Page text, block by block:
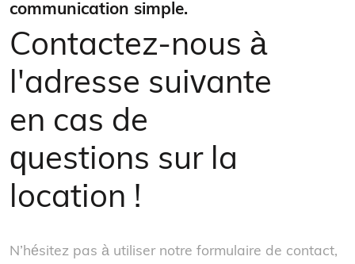
CN
communication simple.
Contactez-nous à
l'adresse suivante
en cas de
questions sur la
location !
N’hésitez pas à utiliser notre formulaire de contact,